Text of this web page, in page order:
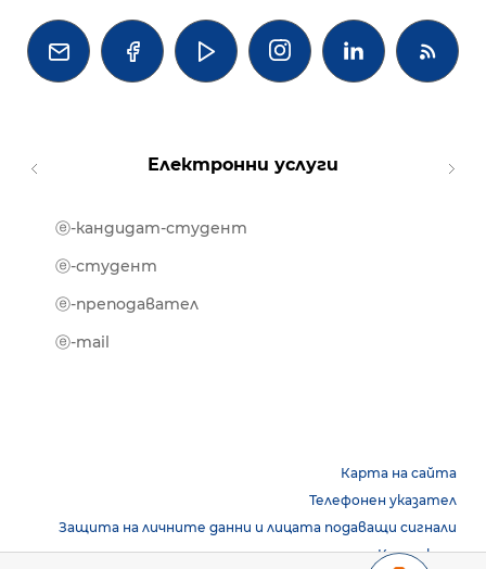
   
Електронни услуги
ⓔ-кандидат-студент
ⓔ-студент
ⓔ-преподавател
ⓔ-mail
Карта на сайта
Телефонен указател
Защита на личните данни и лицата подаващи сигнали
Контакти